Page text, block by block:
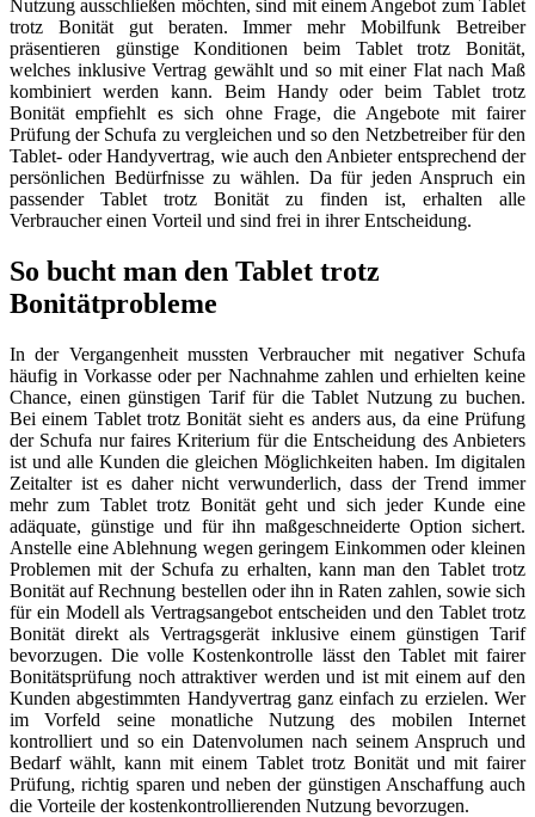
Nutzung ausschließen möchten, sind mit einem Angebot zum Tablet
trotz Bonität gut beraten. Immer mehr Mobilfunk Betreiber
präsentieren günstige Konditionen beim Tablet trotz Bonität,
welches inklusive Vertrag gewählt und so mit einer Flat nach Maß
kombiniert werden kann. Beim Handy oder beim Tablet trotz
Bonität empfiehlt es sich ohne Frage, die Angebote mit fairer
Prüfung der Schufa zu vergleichen und so den Netzbetreiber für den
Tablet- oder Handyvertrag, wie auch den Anbieter entsprechend der
persönlichen Bedürfnisse zu wählen. Da für jeden Anspruch ein
passender Tablet trotz Bonität zu finden ist, erhalten alle
Verbraucher einen Vorteil und sind frei in ihrer Entscheidung.
So bucht man den Tablet trotz
Bonitätprobleme
In der Vergangenheit mussten Verbraucher mit negativer Schufa
häufig in Vorkasse oder per Nachnahme zahlen und erhielten keine
Chance, einen günstigen Tarif für die Tablet Nutzung zu buchen.
Bei einem Tablet trotz Bonität sieht es anders aus, da eine Prüfung
der Schufa nur faires Kriterium für die Entscheidung des Anbieters
ist und alle Kunden die gleichen Möglichkeiten haben. Im digitalen
Zeitalter ist es daher nicht verwunderlich, dass der Trend immer
mehr zum Tablet trotz Bonität geht und sich jeder Kunde eine
adäquate, günstige und für ihn maßgeschneiderte Option sichert.
Anstelle eine Ablehnung wegen geringem Einkommen oder kleinen
Problemen mit der Schufa zu erhalten, kann man den Tablet trotz
Bonität auf Rechnung bestellen oder ihn in Raten zahlen, sowie sich
für ein Modell als Vertragsangebot entscheiden und den Tablet trotz
Bonität direkt als Vertragsgerät inklusive einem günstigen Tarif
bevorzugen. Die volle Kostenkontrolle lässt den Tablet mit fairer
Bonitätsprüfung noch attraktiver werden und ist mit einem auf den
Kunden abgestimmten Handyvertrag ganz einfach zu erzielen. Wer
im Vorfeld seine monatliche Nutzung des mobilen Internet
kontrolliert und so ein Datenvolumen nach seinem Anspruch und
Bedarf wählt, kann mit einem Tablet trotz Bonität und mit fairer
Prüfung, richtig sparen und neben der günstigen Anschaffung auch
die Vorteile der kostenkontrollierenden Nutzung bevorzugen.